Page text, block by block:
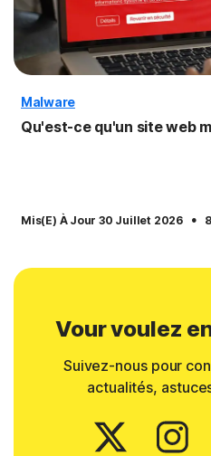
Malware
Qu'est-ce qu'un site web
Mis(e) À Jour 30 Juillet 2026 ·
Vour voulez
Suivez-nous pour
actualités,